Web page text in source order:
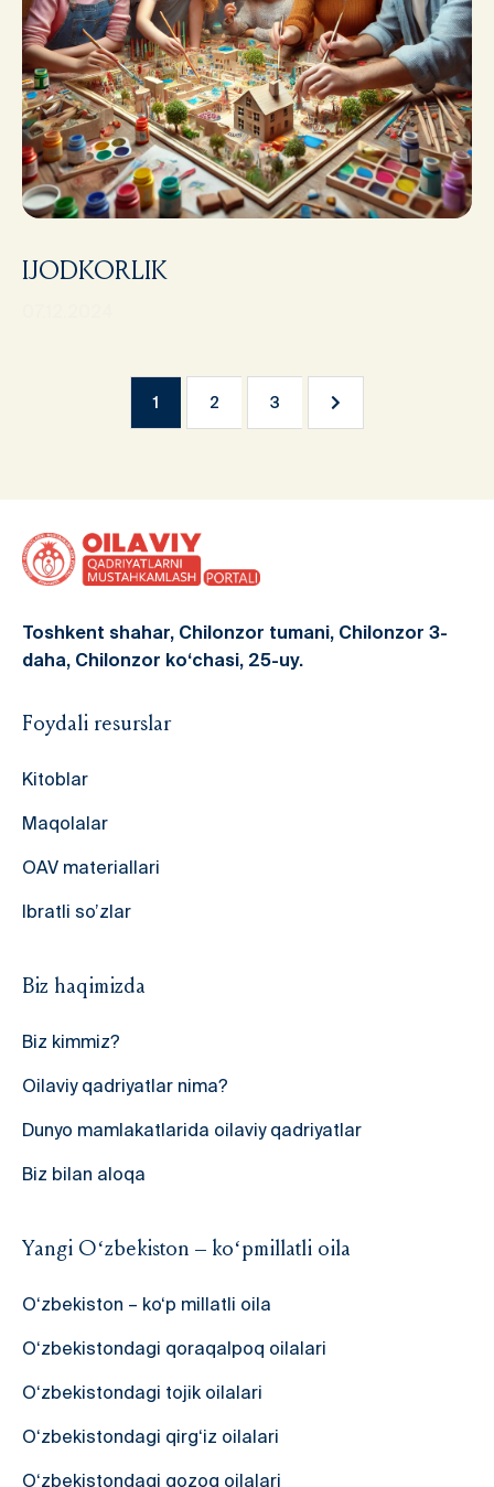
IJODKORLIK
1 2 3
Toshkent shahar, Chilonzor tumani, Chilonzor 3-
daha, Chilonzor ko‘chasi, 25-uy.
Biz haqimizda
Biz kimmiz?
Oilaviy qadriyatlar nima?
Dunyo mamlakatlarida oilaviy qadriyatlar
Biz bilan aloqa
Yangi O‘zbekiston – ko‘pmillatli oila
O‘zbekiston – ko‘p millatli oila
O‘zbekistondagi qoraqalpoq oilalari
O‘zbekistondagi tojik oilalari
O‘zbekistondagi qirg‘iz oilalari
O‘zbekistondagi qozoq oilalari
Foydali resurslar
Kitoblar
Maqolalar
OAV materiallari
Ibratli so’zlar